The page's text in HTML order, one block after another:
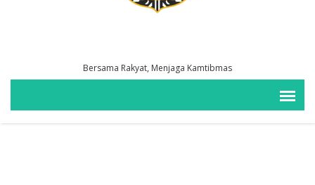
Bersama Rakyat, Menjaga Kamtibmas